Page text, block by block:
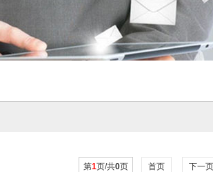
第1页/共0页 首页 下一页